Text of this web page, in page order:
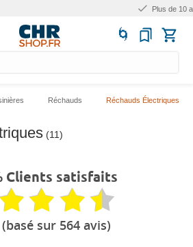
Réchauds Réchauds Électriques
(11)
Clients satisfaits
(basé sur 564 avis)